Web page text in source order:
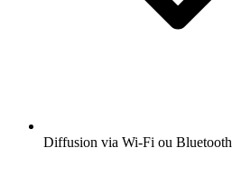
Diffusion via Wi-Fi ou Bluetooth